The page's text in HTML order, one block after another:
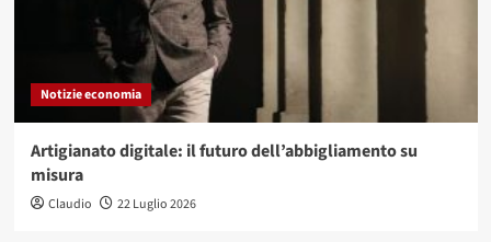
Notizie economia
Artigianato digitale: il futuro dell’abbigliamento su
misura
Claudio 22 Luglio 2026